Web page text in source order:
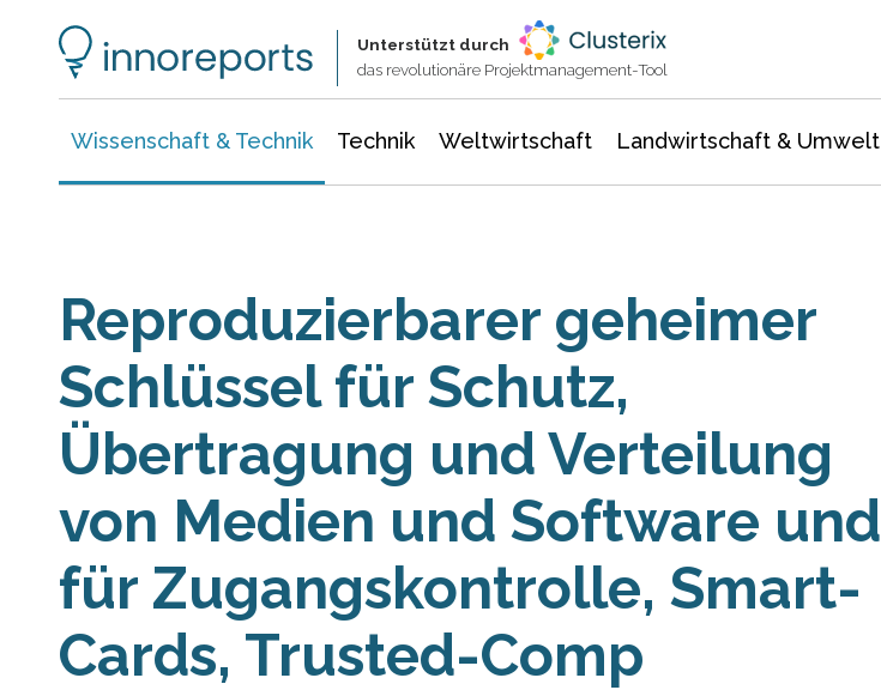
Unterstützt durch
das revolutionäre Projektmanagement-Tool
Wissenschaft & Technik Technik Weltwirtschaft Landwirtschaft & Umwelt
Reproduzierbarer geheimer
Schlüssel für Schutz,
Übertragung und Verteilung
von Medien und Software und
für Zugangskontrolle, Smart-
Cards, Trusted-Comp